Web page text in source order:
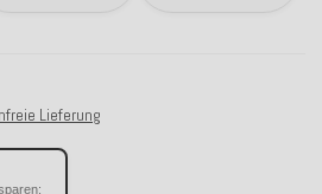
Lieferung